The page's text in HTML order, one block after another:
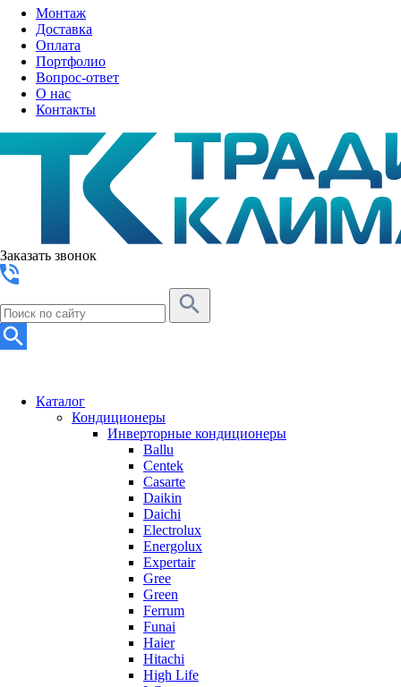
Монтаж
Доставка
Оплата
Портфолио
Вопрос-ответ
О нас
Контакты
Заказать звонок
Каталог
Кондиционеры
Инверторные кондиционеры
Ballu
Centek
Casarte
Daikin
Daichi
Electrolux
Energolux
Expertair
Gree
Green
Ferrum
Funai
Haier
Hitachi
High Life